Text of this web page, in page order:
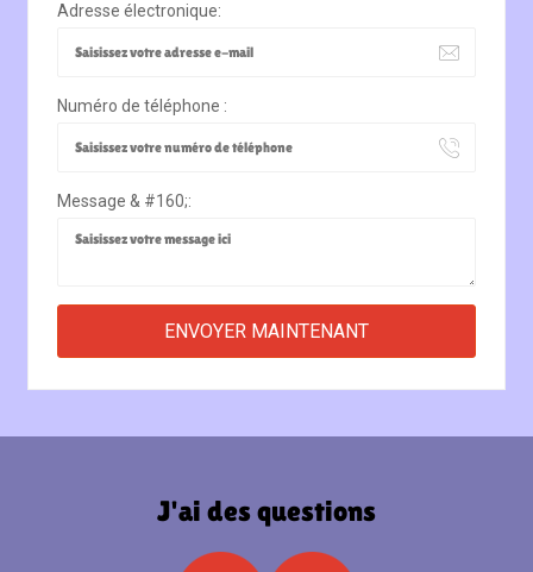
Adresse électronique:
Numéro de téléphone :
Message & #160;:
J'ai des questions